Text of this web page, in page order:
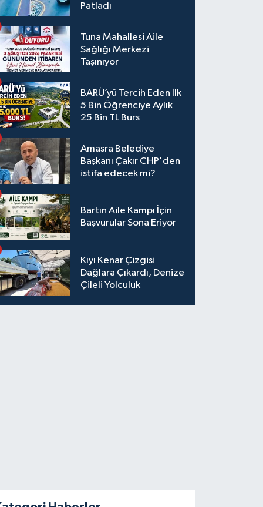
Patladı
Tuna Mahallesi Aile
Sağlığı Merkezi
Taşınıyor
BARÜ’yü Tercih Eden İlk
5 Bin Öğrenciye Aylık
25 Bin TL Burs
Amasra Belediye
Başkanı Çakır CHP'den
istifa edecek mi?
Bartın Aile Kampı İçin
Başvurular Sona Eriyor
Kıyı Kenar Çizgisi
Dağlara Çıkardı, Denize
Çileli Yolculuk